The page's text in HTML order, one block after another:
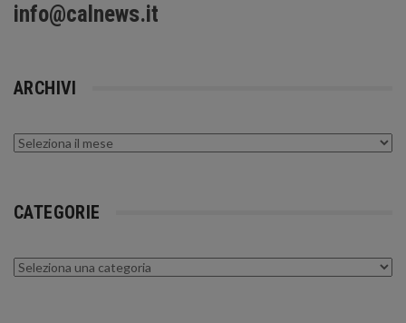
info@calnews.it
ARCHIVI
Archivi
CATEGORIE
Categorie